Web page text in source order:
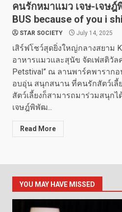
คนรักหมาแมว เจษ-เจษ
BUS because of you i
STAR SOCIETY July 14, 2025
เสิร์ฟโชว์สุดยิ่งใหญ่กลางสยาม
อาหารแมวและสุนัข จัดเฟสติวัล
Petstival” ณ ลานพาร์คพาราก
อบอุ่น สนุกสนาน ที่คนรักสัตว์เลี้
สัตว์เลี้ยงก็สามารถมาร่วมสนุกไ
เจษฎ์พิพัฒ...
Read More
YOU MAY HAVE MISSED